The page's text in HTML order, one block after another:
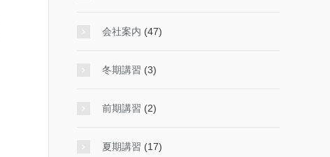
会社案内 (47)
冬期講習 (3)
前期講習 (2)
夏期講習 (17)